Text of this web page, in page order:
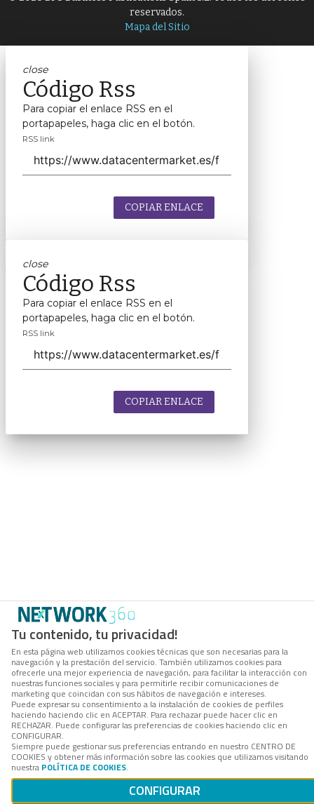
Tu contenido, tu privacidad!
En esta página web utilizamos cookies técnicas que son necesarias para la
navegación y la prestación del servicio. También utilizamos cookies para
ofrecerle una mejor experiencia de navegación, para facilitar la interacción con
nuestras funciones sociales y para permitirle recibir comunicaciones de
marketing que coincidan con sus hábitos de navegación e intereses.
Puede expresar su consentimiento a la instalación de cookies de perfiles
haciendo haciendo clic en ACEPTAR. Para rechazar puede hacer clic en
RECHAZAR. Puede configurar las preferencias de cookies haciendo clic en
CONFIGURAR.
Siempre puede gestionar sus preferencias entrando en nuestro CENTRO DE
COOKIES y obtener más información sobre las cookies que utilizamos visitando
nuestra POLÍTICA DE COOKIES.
CONFIGURAR
reservados.
Mapa del Sitio
close
Código Rss
Para copiar el enlace RSS en el
portapapeles, haga clic en el botón.
RSS link
COPIAR ENLACE
close
Código Rss
Para copiar el enlace RSS en el
portapapeles, haga clic en el botón.
RSS link
COPIAR ENLACE